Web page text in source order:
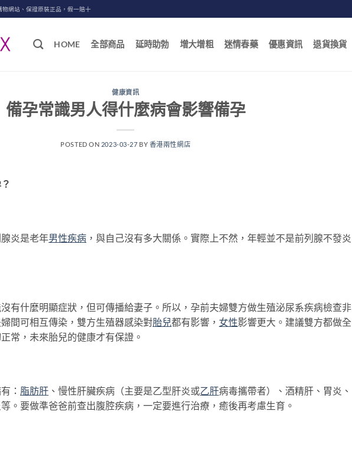
網站、保證原裝正品，假一賠十
HOME 全部商品 延時助勃 增大增粗 迷情春藥 優惠資訊 退貨換貨
健康資訊
備孕常識男人得什麼病會影響備孕
POSTED ON 2023-03-27 BY 香港兩性網店
炎是老年男性疾病 ，與自己沒有多大關係。實際上不然，年輕並不是前列腺不發炎
沒有什麼明顯症狀，但可傳播給妻子。所以，孕前夫婦雙方做生殖泌尿系疾病檢查非
間可相互傳染，雙方生殖器感染對胎兒都有影響， 女性影響更大。建議雙方都做全
常，未來胎兒的健康才有保證。
： 脂肪肝 、慢性肝臟疾病（主要是乙型肝炎或乙肝病毒攜帶者）、酒精肝、胃炎、
。要做準爸爸前查出腹腔疾病，一定要進行治療，癒後再考慮生育。